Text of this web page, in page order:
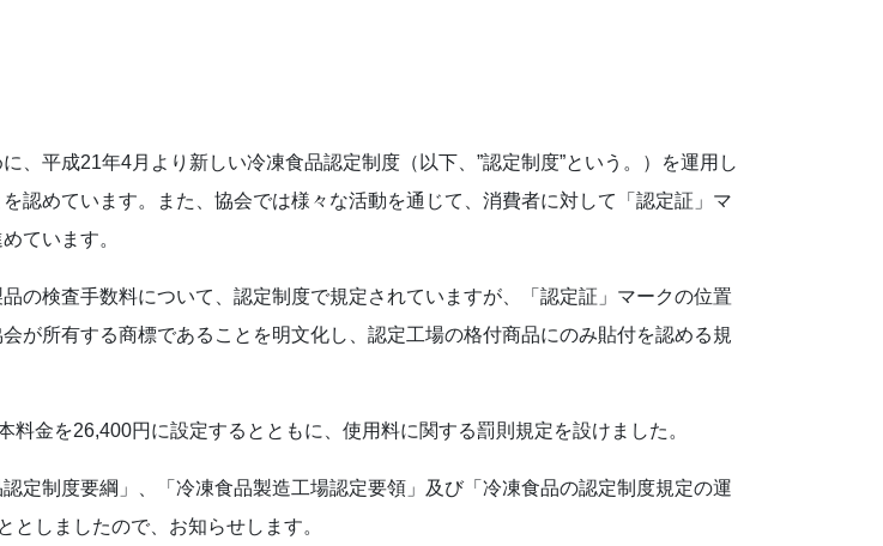
、平成21年4月より新しい冷凍食品認定制度（以下、”認定制度”という。）を運用し
認めています。また、協会では様々な活動を通じて、消費者に対して「認定証」マ
ています。
の検査手数料について、認定制度で規定されていますが、「認定証」マークの位置
が所有する商標であることを明文化し、認定工場の格付商品にのみ貼付を認める規
金を26,400円に設定するとともに、使用料に関する罰則規定を設けました。
定制度要綱」、「冷凍食品製造工場認定要領」及び「冷凍食品の認定制度規定の運
しましたので、お知らせします。